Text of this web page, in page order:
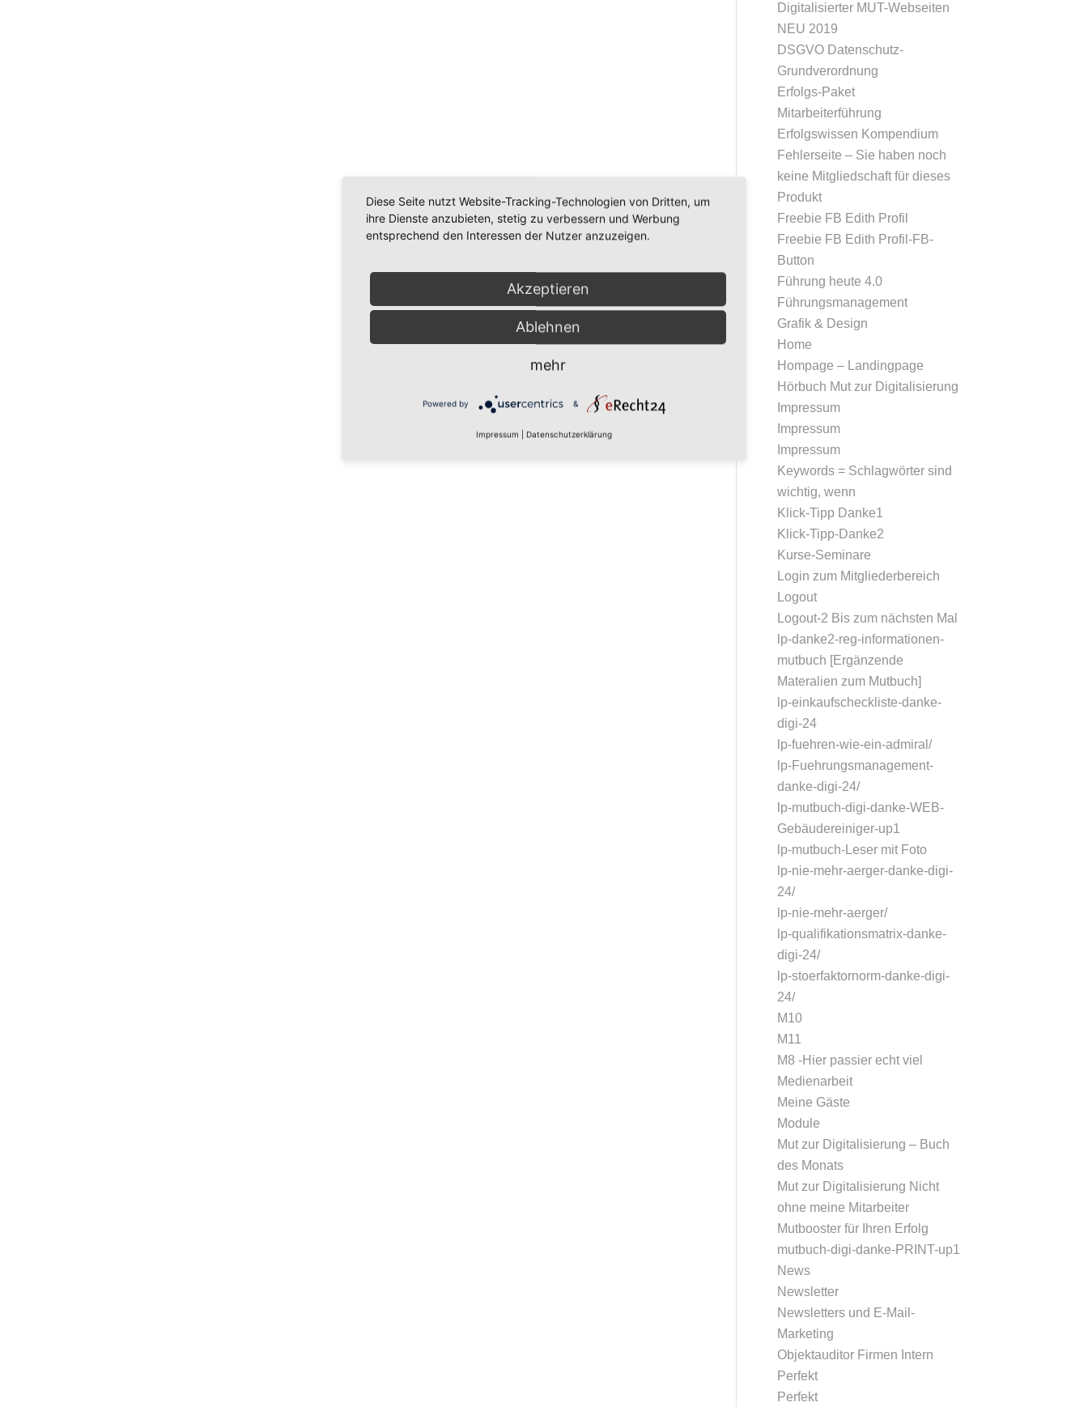
Digitalisierter MUT-Webseiten
NEU 2019
DSGVO Datenschutz-
Grundverordnung
Erfolgs-Paket
Mitarbeiterführung
Erfolgswissen Kompendium
Fehlerseite – Sie haben noch
keine Mitgliedschaft für dieses
Produkt
Freebie FB Edith Profil
Freebie FB Edith Profil-FB-
Button
Führung heute 4.0
Führungsmanagement
Grafik & Design
Home
Hompage – Landingpage
Hörbuch Mut zur Digitalisierung
Impressum
Impressum
Impressum
Keywords = Schlagwörter sind
wichtig, wenn
Klick-Tipp Danke1
Klick-Tipp-Danke2
Kurse-Seminare
Login zum Mitgliederbereich
Logout
Logout-2 Bis zum nächsten Mal
lp-danke2-reg-informationen-
mutbuch [Ergänzende
Materalien zum Mutbuch]
lp-einkaufscheckliste-danke-
digi-24
lp-fuehren-wie-ein-admiral/
lp-Fuehrungsmanagement-
danke-digi-24/
lp-mutbuch-digi-danke-WEB-
Gebäudereiniger-up1
lp-mutbuch-Leser mit Foto
lp-nie-mehr-aerger-danke-digi-
24/
lp-nie-mehr-aerger/
lp-qualifikationsmatrix-danke-
digi-24/
lp-stoerfaktornorm-danke-digi-
24/
M10
M11
M8 -Hier passier echt viel
Medienarbeit
Meine Gäste
Module
Mut zur Digitalisierung – Buch
des Monats
Mut zur Digitalisierung Nicht
ohne meine Mitarbeiter
Mutbooster für Ihren Erfolg
mutbuch-digi-danke-PRINT-up1
News
Newsletter
Newsletters und E-Mail-
Marketing
Objektauditor Firmen Intern
Perfekt
Perfekt
Diese Seite nutzt Website-Tracking-Technologien von Dritten, um
ihre Dienste anzubieten, stetig zu verbessern und Werbung
entsprechend den Interessen der Nutzer anzuzeigen.
Akzeptieren
Ablehnen
mehr
Powered by &
Impressum Datenschutzerklärung